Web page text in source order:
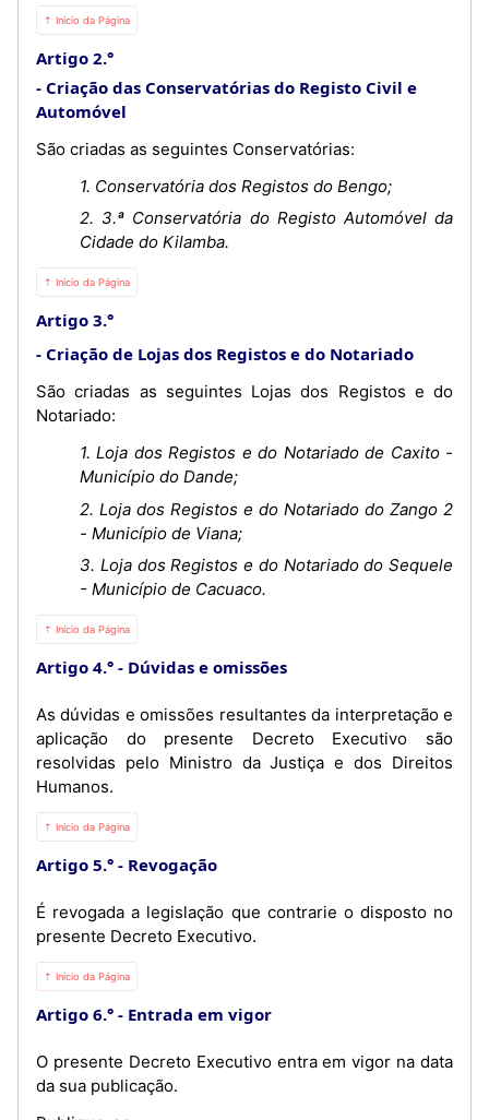
⇡ Início da Página
Artigo 2.°
Criação das Conservatórias do Registo Civil e
Automóvel
São criadas as seguintes Conservatórias:
1. Conservatória dos Registos do Bengo;
2. 3.ª Conservatória do Registo Automóvel da
Cidade do Kilamba.
⇡ Início da Página
Artigo 3.°
Criação de Lojas dos Registos e do Notariado
São criadas as seguintes Lojas dos Registos e do
Notariado:
1. Loja dos Registos e do Notariado de Caxito -
Município do Dande;
2. Loja dos Registos e do Notariado do Zango 2
- Município de Viana;
3. Loja dos Registos e do Notariado do Sequele
- Município de Cacuaco.
⇡ Início da Página
Artigo 4.° Dúvidas e omissões
As dúvidas e omissões resultantes da interpretação e
aplicação do presente Decreto Executivo são
resolvidas pelo Ministro da Justiça e dos Direitos
Humanos.
⇡ Início da Página
Artigo 5.° Revogação
É revogada a legislação que contrarie o disposto no
presente Decreto Executivo.
⇡ Início da Página
Artigo 6.° Entrada em vigor
O presente Decreto Executivo entra em vigor na data
da sua publicação.